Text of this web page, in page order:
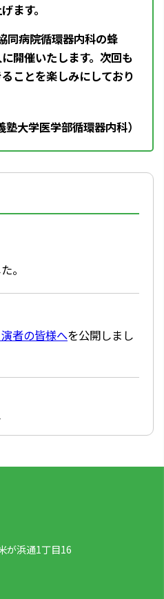
ます。
同病院循環器内科の蜂
開催いたします。次回も
ことを楽しみにしており
大学医学部循環器内科）
。
者の皆様へを公開しまし
した。
が浜通1丁目16